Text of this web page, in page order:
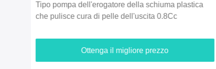
Tipo pompa dell'erogatore della schiuma plastica
che pulisce cura di pelle dell'uscita 0.8Cc
Ottenga il migliore prezzo